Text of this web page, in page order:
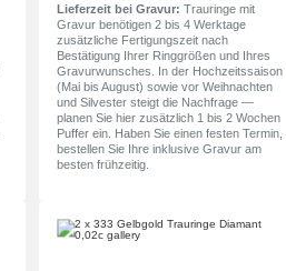
Lieferzeit bei Gravur: Trauringe mit
Gravur benötigen 2 bis 4 Werktage
zusätzliche Fertigungszeit nach
Bestätigung Ihrer Ringgrößen und Ihres
Gravurwunsches. In der Hochzeitssaison
(Mai bis August) sowie vor Weihnachten
und Silvester steigt die Nachfrage —
planen Sie hier zusätzlich 1 bis 2 Wochen
Puffer ein. Haben Sie einen festen Termin,
bestellen Sie Ihre inklusive Gravur am
besten frühzeitig.